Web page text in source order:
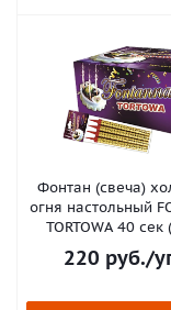
Фонтан (свеча)
огня настольный
TORTOWA 40
упак) 12 см
220 руб./